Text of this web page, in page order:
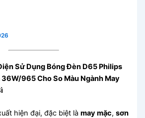
Sử Dụng Bóng Đèn D65 Philips
965 Cho So Màu Ngành May
hiện đại, đặc biệt làmay mặc,sơn